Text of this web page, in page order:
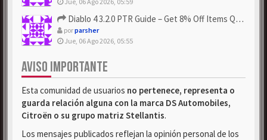
Diablo 4 3.2.0 PTR Guide – Get 8% Off Items Quickly to Test ...
porparsher
Jue, 06 Ago 2026, 05:55
AVISO IMPORTANTE
Esta comunidad de usuarios no pertenece, representa o
guarda relación alguna con la marca DS Automobiles,
Citroën o su grupo matriz Stellantis.
Los mensajes publicados reflejan la opinión personal de los